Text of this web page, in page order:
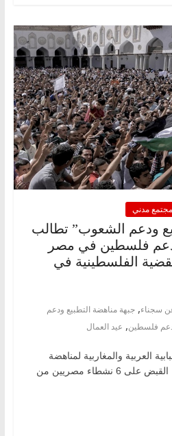
مجتمع مدني
ودعم الشعوب” تطالب
دعم فلسطين في مصر
الفلسطينية في
سجناء, جبهة مناهضة التطبيع ودعم
فلسطين, عيد العمال
العربية والمغاربية لمناهضة
التطبيع ودعم قضايا الشعوب، القبض على 6 نشطاء مصريين من